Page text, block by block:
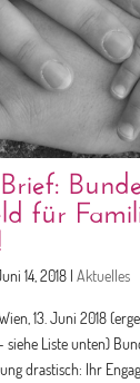
für
14, 2018| Aktuelles
13. Juni 2018
Liste unten)
drastisch: Ihr